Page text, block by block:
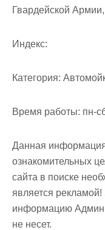
Гвардейской
Индекс:
Категория:
Время работы: пн-
Данная
ознакомительных
сайта в поиске
является
информацию
не несет.